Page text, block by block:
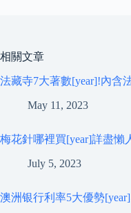
相關文章
法藏寺7大著數[year]!內含
May 11, 2023
梅花針哪裡買[year]詳盡懶
July 5, 2023
澳洲银行利率5大優勢